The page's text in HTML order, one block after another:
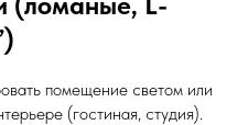
помещение светом или
(гостиная, студия).